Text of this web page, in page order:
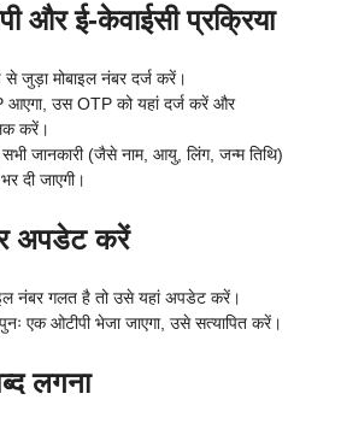
और ई-केवाईसी प्रक्रिया
जुड़ा मोबाइल नंबर दर्ज करें।
उस OTP को यहां दर्ज करें और
करें।
जानकारी (जैसे नाम, आयु, लिंग, जन्म तिथि)
दी जाएगी।
अपडेट करें
नंबर गलत है तो उसे यहां अपडेट करें।
एक ओटीपी भेजा जाएगा, उसे सत्यापित करें।
लगना